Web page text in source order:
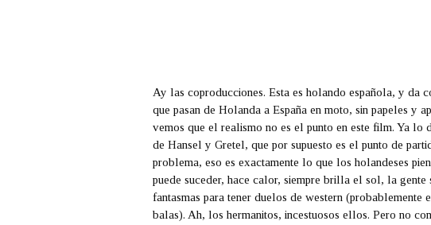
Ay las coproducciones. Esta es holando española, y da
que pasan de Holanda a España en moto, sin papeles y
vemos que el realismo no es el punto en este film. Ya lo
de Hansel y Gretel, que por supuesto es el punto de
problema, eso es exactamente lo que los holandeses
puede suceder, hace calor, siempre brilla el sol, la
fantasmas para tener duelos de western
balas). Ah, los hermanitos, incestuosos ellos. Pero no